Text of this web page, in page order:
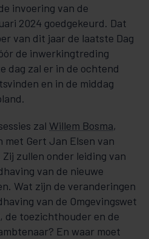
invoering van de
2024 goedgekeurd. Dat
van dit jaar de laatste Dag
de inwerkingtreding
dag zal er in de ochtend
en in de middag
zal Willem Bosma,
met Gert Jan Elsen van
zullen onder leiding van
van de nieuwe
Wat zijn de veranderingen
van de Omgevingswet
de toezichthouder en de
En waar moet